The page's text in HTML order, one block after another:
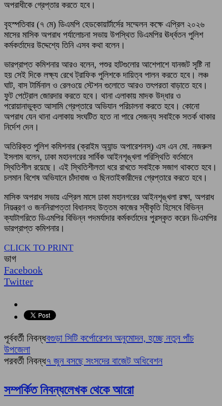
অপরাধীকে গ্রেপ্তার করতে হবে।
বৃহস্পতিবার (৭ মে) ডিএমপি হেডকোয়ার্টার্সের সম্মেলন কক্ষে এপ্রিল ২০২৬
মাসের মাসিক অপরাধ পর্যালোচনা সভায় উপস্থিত ডিএমপির ঊর্ধ্বতন পুলিশ
কর্মকর্তাদের উদ্দেশ্যে তিনি এসব কথা বলেন।
ভারপ্রাপ্ত কমিশনার আরও বলেন, পশুর হাটগুলোর আশেপাশে যানজট সৃষ্টি না
হয় সেই দিকে লক্ষ্য রেখে ট্রাফিক পুলিশকে দায়িত্ব পালন করতে হবে। লঞ্চ
ঘাট, বাস টার্মিনাল ও রেলওয়ে স্টেশন গুলোতে আরও তৎপরতা বাড়াতে হবে।
ফুট পেট্রোল জোরদার করতে হবে। থানা এলাকায় মাদক উদ্ধার ও
পরোয়ানাভুক্ত আসামি গ্রেপ্তারে অভিযান পরিচালনা করতে হবে। কোনো
অপরাধ যেন থানা এলাকায় সংঘটিত হতে না পারে সেজন্য সবাইকে সতর্ক থাকার
নির্দেশ দেন।
অতিরিক্ত পুলিশ কমিশনার (ক্রাইম অ্যান্ড অপারেশনস্) এস এন মো. নজরুল
ইসলাম বলেন, ঢাকা মহানগরের সার্বিক আইনশৃঙ্খলা পরিস্থিতি বর্তমানে
স্থিতিশীল রয়েছে। এই স্থিতিশীলতা ধরে রাখতে সবাইকে সজাগ থাকতে হবে।
চলমান বিশেষ অভিযানে চাঁদাবাজ ও ছিনতাইকারীদের গ্রেপ্তারে করতে হবে।
মাসিক অপরাধ সভায় এপ্রিল মাসে ঢাকা মহানগরের আইনশৃঙ্খলা রক্ষা, অপরাধ
নিয়ন্ত্রণ ও জননিরাপত্তা বিধানসহ উত্তম কাজের স্বীকৃতি হিসেবে বিভিন্ন
ক্যাটাগরিতে ডিএমপির বিভিন্ন পদমর্যাদার কর্মকর্তাদের পুরস্কৃত করেন ডিএমপির
ভারপ্রাপ্ত কমিশনার।
CLICK TO PRINT
ভাগ
Facebook
Twitter
পূর্ববর্তী নিবন্ধবগুড়া সিটি কর্পোরেশন অনুমোদন, হচ্ছে নতুন পাঁচ
উপজেলা
পরবর্তী নিবন্ধ৭ জুন বসছে সংসদের বাজেট অধিবেশন
সম্পর্কিত নিবন্ধলেখক থেকে আরো